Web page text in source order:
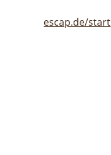
escap.de/start